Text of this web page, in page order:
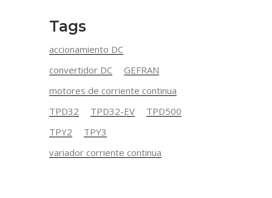
Tags
accionamiento DC
convertidor DC
GEFRAN
motores de corriente continua
TPD32
TPD32-EV
TPD500
TPY2
TPY3
variador corriente continua